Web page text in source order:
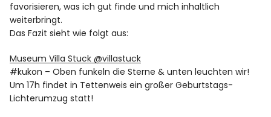
favorisieren, was ich gut finde und mich inhaltlich
weiterbringt.
Das Fazit sieht wie folgt aus:
Museum Villa Stuck ‏@villastuck
#kukon – Oben funkeln die Sterne & unten leuchten wir!
Um 17h findet in Tettenweis ein großer Geburtstags-
Lichterumzug statt!